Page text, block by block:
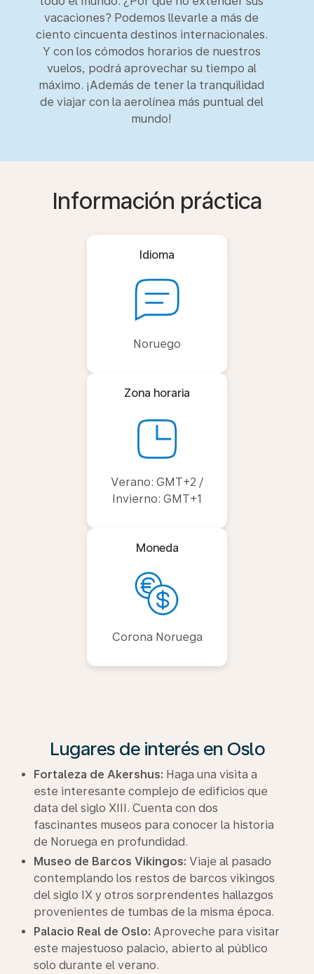
vacaciones? Podemos llevarle a más de
ciento cincuenta destinos internacionales.
Y con los cómodos horarios de nuestros
vuelos, podrá aprovechar su tiempo al
máximo. ¡Además de tener la tranquilidad
de viajar con la aerolínea más puntual del
mundo!
Información práctica
Idioma
Noruego
Zona horaria
Verano: GMT+2 /
Invierno: GMT+1
Moneda
Corona Noruega
Lugares de interés en Oslo
Fortaleza de Akershus: Haga una visita a
este interesante complejo de edificios que
data del siglo XIII. Cuenta con dos
fascinantes museos para conocer la historia
de Noruega en profundidad.
Museo de Barcos Vikingos: Viaje al pasado
contemplando los restos de barcos vikingos
del siglo IX y otros sorprendentes hallazgos
provenientes de tumbas de la misma época.
Palacio Real de Oslo: Aproveche para visitar
este majestuoso palacio, abierto al público
solo durante el verano.